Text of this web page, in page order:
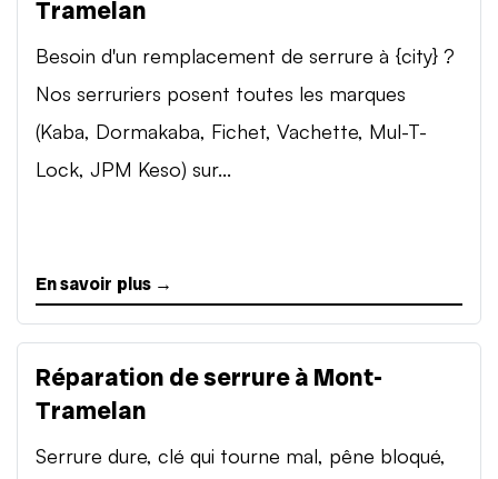
Tramelan
Besoin d'un remplacement de serrure à {city} ?
Nos serruriers posent toutes les marques
(Kaba, Dormakaba, Fichet, Vachette, Mul-T-
Lock, JPM Keso) sur...
En savoir plus →
Réparation de serrure à Mont-
Tramelan
Serrure dure, clé qui tourne mal, pêne bloqué,